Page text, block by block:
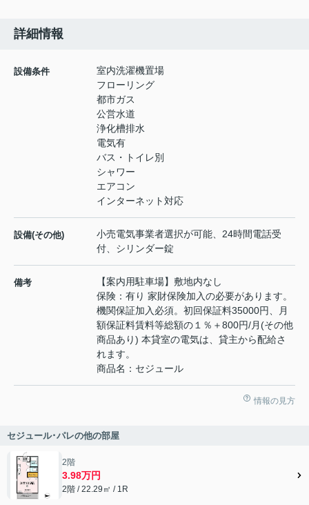
詳細情報
設備条件
室内洗濯機置場
フローリング
都市ガス
公営水道
浄化槽排水
電気有
バス・トイレ別
シャワー
エアコン
インターネット対応
設備(その他)
小売電気事業者選択が可能、24時間電話受
付、シリンダー錠
備考
【案内用駐車場】敷地内なし
保険：有り 家財保険加入の必要があります。
機関保証加入必須。初回保証料35000円、月
額保証料賃料等総額の１％＋800円/月(その他
商品あり) 本貸室の電気は、貸主から配給さ
れます。
商品名：セジュール
情報の見方
セジュール･パレの他の部屋
2階
3.98万円
2階 / 22.29㎡ / 1R